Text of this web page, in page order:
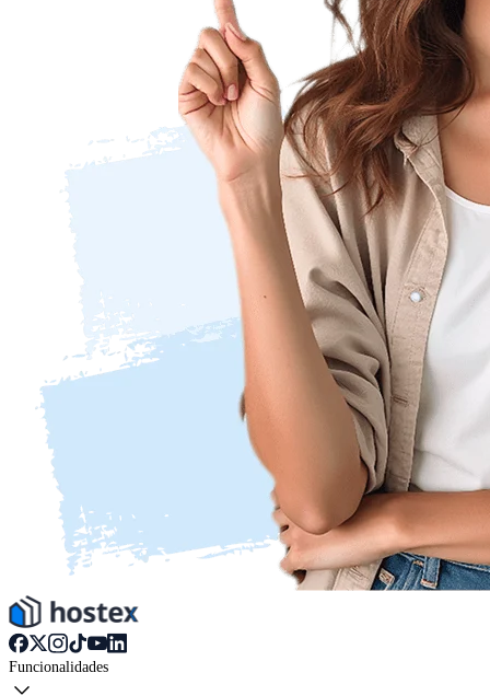
Funcionalidades